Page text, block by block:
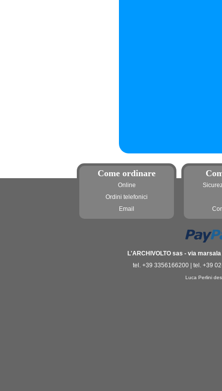
Come ordinare
Online
Ordini telefonici
Email
L'ARCHIVOLTO sas - via
tel. +39 3356166200 | tel. +39
Luca Perlini